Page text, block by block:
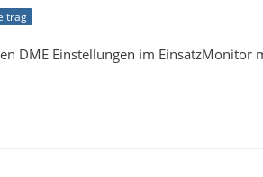
DME Einstellungen im